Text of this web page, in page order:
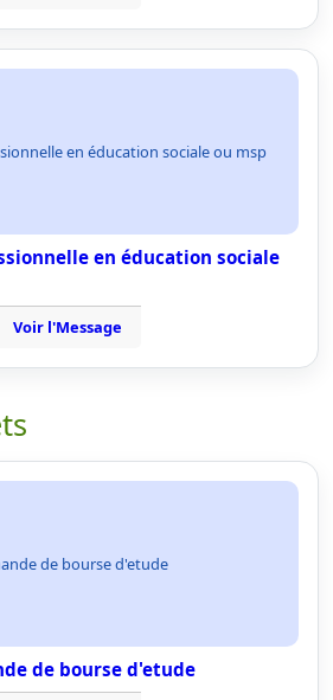
en éducation sociale ou msp
en éducation sociale
Voir l'Message
de bourse d'etude
de bourse d'etude